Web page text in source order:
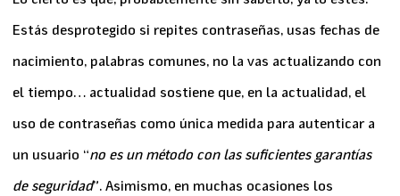
Estás desprotegido si repites contraseñas, usas fechas de
nacimiento, palabras comunes, no la vas actualizando con
el tiempo… actualidad sostiene que, en la actualidad, el
uso de contraseñas como única medida para autenticar a
un usuario “no es un método con las suficientes garantías
de seguridad”. Asimismo, en muchas ocasiones los